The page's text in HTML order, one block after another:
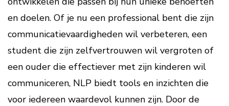
en doelen. Of je nu een professional bent die zijn
communicatievaardigheden wil verbeteren, een
student die zijn zelfvertrouwen wil vergroten of
een ouder die effectiever met zijn kinderen wil
communiceren, NLP biedt tools en inzichten die
voor iedereen waardevol kunnen zijn. Door de